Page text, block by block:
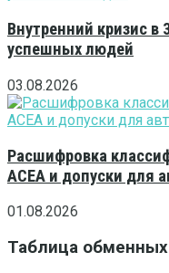
Внутренний кризис в
успешных людей
03.08.2026
Расшифровка
ACEA и допуски для
01.08.2026
Таблица обменных